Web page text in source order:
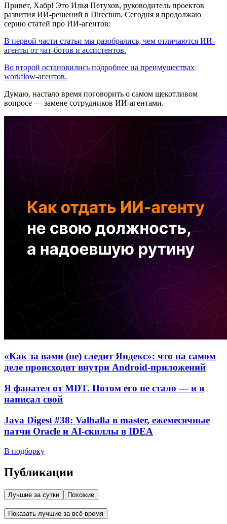
Привет, Хабр! Это Илья Петухов, руководитель проектов
развития ИИ-решений в Directum. Сегодня я продолжаю
серию статей про ИИ-агентов:
В первой части статьи мы разобрались, чем отличаются ИИ-
агенты от чат-ботов и ассистентов.
Во второй остановились подробнее на преимуществах
workflow-агентов.
Думаю, настало время поговорить о самом щекотливом
вопросе — замене сотрудников ИИ-агентами.
«Как за вами (не) следит Яндекс»: что на самом
деле происходит внутри Android-приложений
Я фанател от MDT. Потом его не стало — и я
написал свой
Java Digest #38: Valhalla в master, ежемесячные
патчи Oracle и AI-скиллы в IDEA
В подборку
Публикации
Лучшие за сутки Похожие
Показать лучшие за всё время